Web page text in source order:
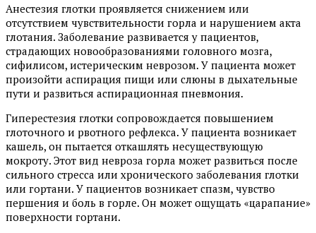
Анестезия глотки проявляется снижением или
отсутствием чувствительности горла и нарушением акта
глотания. Заболевание развивается у пациентов,
страдающих новообразованиями головного мозга,
сифилисом, истерическим неврозом. У пациента может
произойти аспирация пищи или слюны в дыхательные
пути и развиться аспирационная пневмония.
Гиперестезия глотки сопровождается повышением
глоточного и рвотного рефлекса. У пациента возникает
кашель, он пытается откашлять несуществующую
мокроту. Этот вид невроза горла может развиться после
сильного стресса или хронического заболевания глотки
или гортани. У пациентов возникает спазм, чувство
першения и боль в горле. Он может ощущать «царапание»
поверхности гортани.